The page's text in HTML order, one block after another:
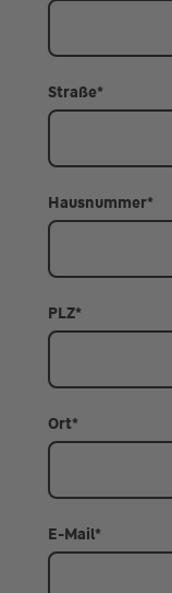
Straße*
Hausnummer*
PLZ*
Ort*
E-Mail*